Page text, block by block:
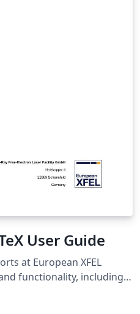
User Guide
at European XFEL
functionality, including
classes, and class